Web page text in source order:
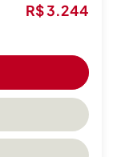
R$ 3.244